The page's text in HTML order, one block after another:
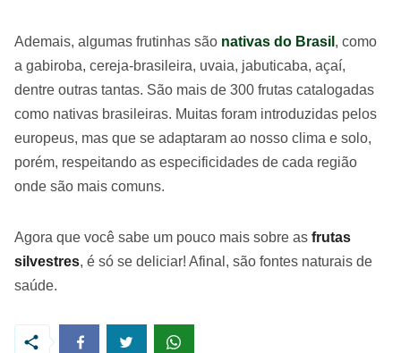
Ademais, algumas frutinhas são nativas do Brasil , como
a gabiroba, cereja-brasileira, uvaia, jabuticaba, açaí,
dentre outras tantas. São mais de 300 frutas catalogadas
como nativas brasileiras. Muitas foram introduzidas pelos
europeus, mas que se adaptaram ao nosso clima e solo,
porém, respeitando as especificidades de cada região
onde são mais comuns.
Agora que você sabe um pouco mais sobre as frutas
silvestres, é só se deliciar! Afinal, são fontes naturais de
saúde.